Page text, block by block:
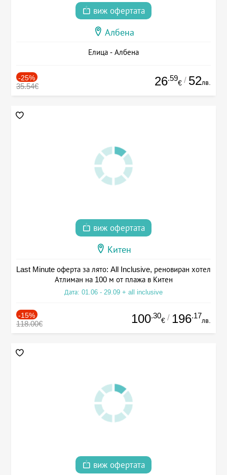
виж офертата
Албена
Елица - Албена
-25%
35.54€ 26.59
€ / 52лв.
виж офертата
Китен
Last Minute оферта за лято: All Inclusive, реновиран хотел
Атлиман на 100 м от плажа в Китен
Дата: 01.06 - 29.09 + all inclusive
-15%
118.00€ 100.30
€ / 196.17
лв.
виж офертата